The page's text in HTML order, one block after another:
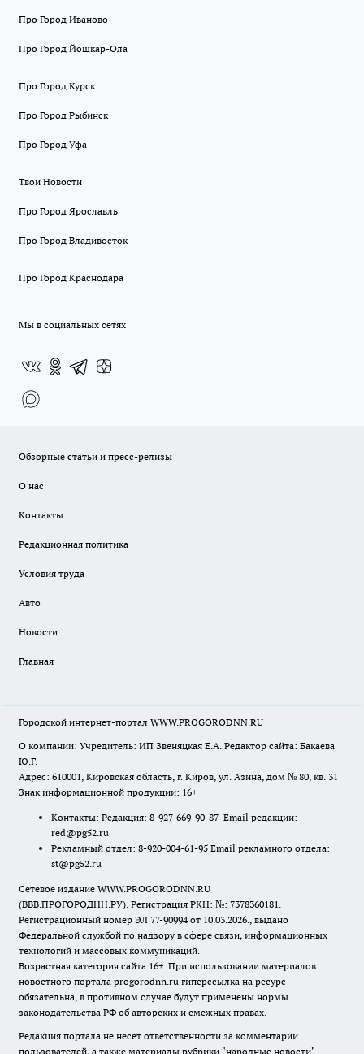
Про Город Иваново
Про Город Йошкар-Ола
Про Город Курск
Про Город Рыбинск
Про Город Уфа
Твои Новости
Про Город Ярославль
Про Город Владивосток
Про Город Краснодара
Мы в социальных сетях
Обзорные статьи и пресс-релизы
О нас
Контакты
Редакционная политика
Условия труда
Авто
Новости
Главная
Городской интернет-портал WWW.PROGORODNN.RU
О компании: Учредитель: ИП Звеняцкая Е.А. Редактор сайта: Бакаева
Ю.Г.
Адрес: 610001, Кировская область, г. Киров, ул. Азина, дом № 80, кв. 31
Знак информационной продукции: 16+
Контакты: Редакция: 8-927-669-90-87 Email редакции:
red@pg52.ru
Рекламный отдел: 8-920-004-61-95 Email рекламного отдела:
st@pg52.ru
Сетевое издание WWW.PROGORODNN.RU
(ВВВ.ПРОГОРОДНН.РУ). Регистрация РКН: №: 7378360181.
Регистрационный номер ЭЛ 77-90994 от 10.03.2026., выдано
Федеральной службой по надзору в сфере связи, информационных
технологий и массовых коммуникаций.
Возрастная категория сайта 16+. При использовании материалов
новостного портала progorodnn.ru гиперссылка на ресурс
обязательна, в противном случае будут применены нормы
законодательства РФ об авторских и смежных правах.
Редакция портала не несет ответственности за комментарии
пользователей, а также материалы рубрики "народные новости".